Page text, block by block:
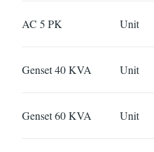
AC 5 PK Unit
Genset 40 KVA Unit
Genset 60 KVA Unit